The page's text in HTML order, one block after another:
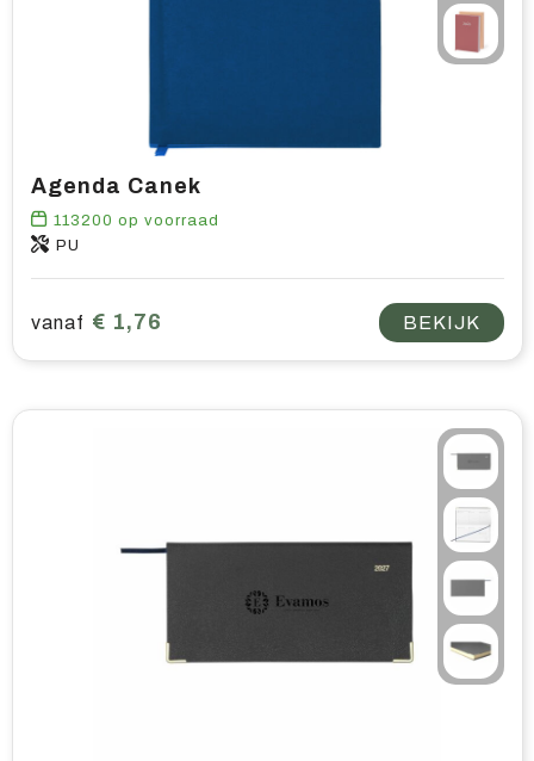
Gereedschap & veiligheid
Overige relatiegeschenken
Agenda Canek
113200 op voorraad
PU
vanaf € 1,76 BEKIJK